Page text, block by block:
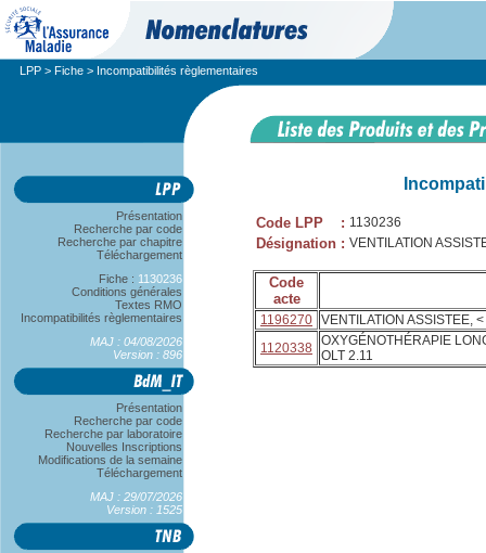
LPP > Fiche > Incompatibilités règlementaires
Présentation
Recherche par code
Recherche par chapitre
Téléchargement
Fiche : 1130236
Conditions générales
Textes RMO
Incompatibilités règlementaires
MAJ : 04/08/2026
Version : 896
Présentation
Recherche par code
Recherche par laboratoire
Nouvelles Inscriptions
Modifications de la semaine
Téléchargement
MAJ : 29/07/2026
Version : 1525
Code LPP : 1130236
Désignation : VENTILATION
Code
acte
1196270 VENTILATION ASSISTEE,
1120338
OXYGÉNOTHÉRAPIE
OLT 2.11